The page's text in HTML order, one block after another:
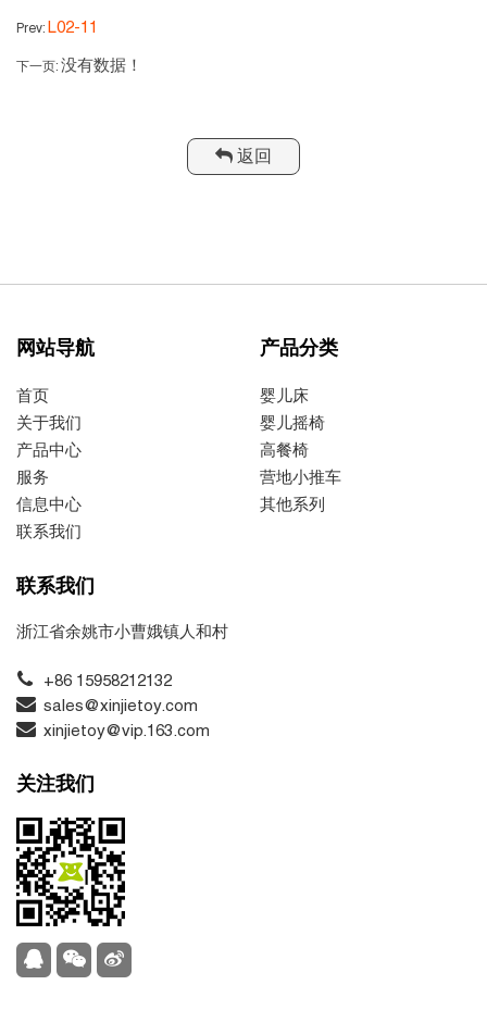
Prev: L02-11
下一页: 没有数据！
返回
网站导航
首页
关于我们
产品中心
服务
信息中心
联系我们
产品分类
婴儿床
婴儿摇椅
高餐椅
营地小推车
其他系列
联系我们
浙江省余姚市小曹娥镇人和村
+86 15958212132
sales@xinjietoy.com
xinjietoy@vip.163.com
关注我们